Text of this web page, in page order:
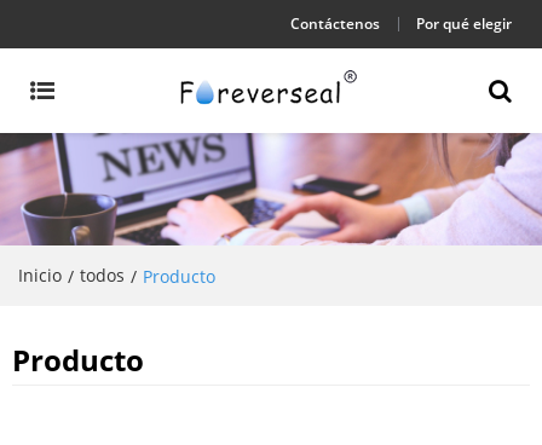
Contáctenos Por qué elegir
Inicio / todos / Producto
Producto